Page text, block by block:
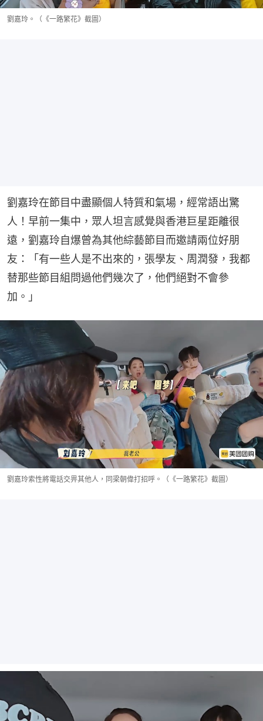
劉嘉玲。（《一路繁花》截圖）
劉嘉玲在節目中盡顯個人特質和氣場，經常語出驚
人！早前一集中，眾人坦言感覺與香港巨星距離很
遠，劉嘉玲自爆曾為其他綜藝節目而邀請兩位好朋
友：「有一些人是不出來的，張學友、周潤發，我都
替那些節目組問過他們幾次了，他們絕對不會參
加。」
劉嘉玲索性將電話交畀其他人，同梁朝偉打招呼。（《一路繁花》截圖）